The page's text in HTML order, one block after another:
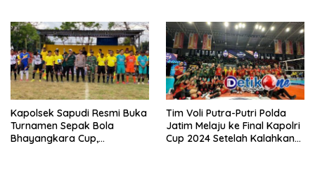
Kapolsek Sapudi Resmi Buka
Turnamen Sepak Bola
Bhayangkara Cup,
Tim Voli Putra-Putri Polda
Jatim Melaju ke Final Kapolri
Cup 2024 Setelah Kalahkan